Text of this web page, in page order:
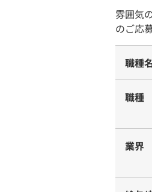
雰囲気
のご応
職種
職種
業界